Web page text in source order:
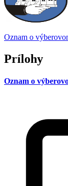
Oznam o
Prílohy
Oznam o